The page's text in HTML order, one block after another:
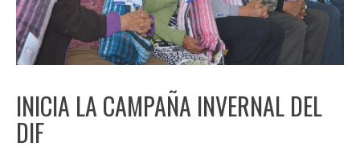
INICIA LA CAMPAÑA INVERNAL DEL
DIF